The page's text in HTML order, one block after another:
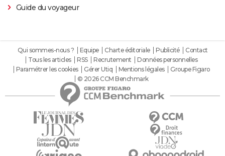
Guide du voyageur
Qui sommes-nous ? Equipe Charte éditoriale Publicité
Contact
Tous les articles
RSS Recrutement
Données personnelles
Paramétrer les cookies
Gérer Utiq Mentions légales
Groupe Figaro
© 2026 CCM Benchmark